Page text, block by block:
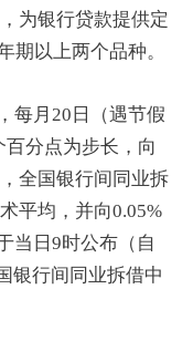
为银行贷款提供定
期以上两个品种。
每月20日（遇节假
百分点为步长，向
全国银行间同业拆
平均，并向0.05%
当日9时公布（自
银行间同业拆借中